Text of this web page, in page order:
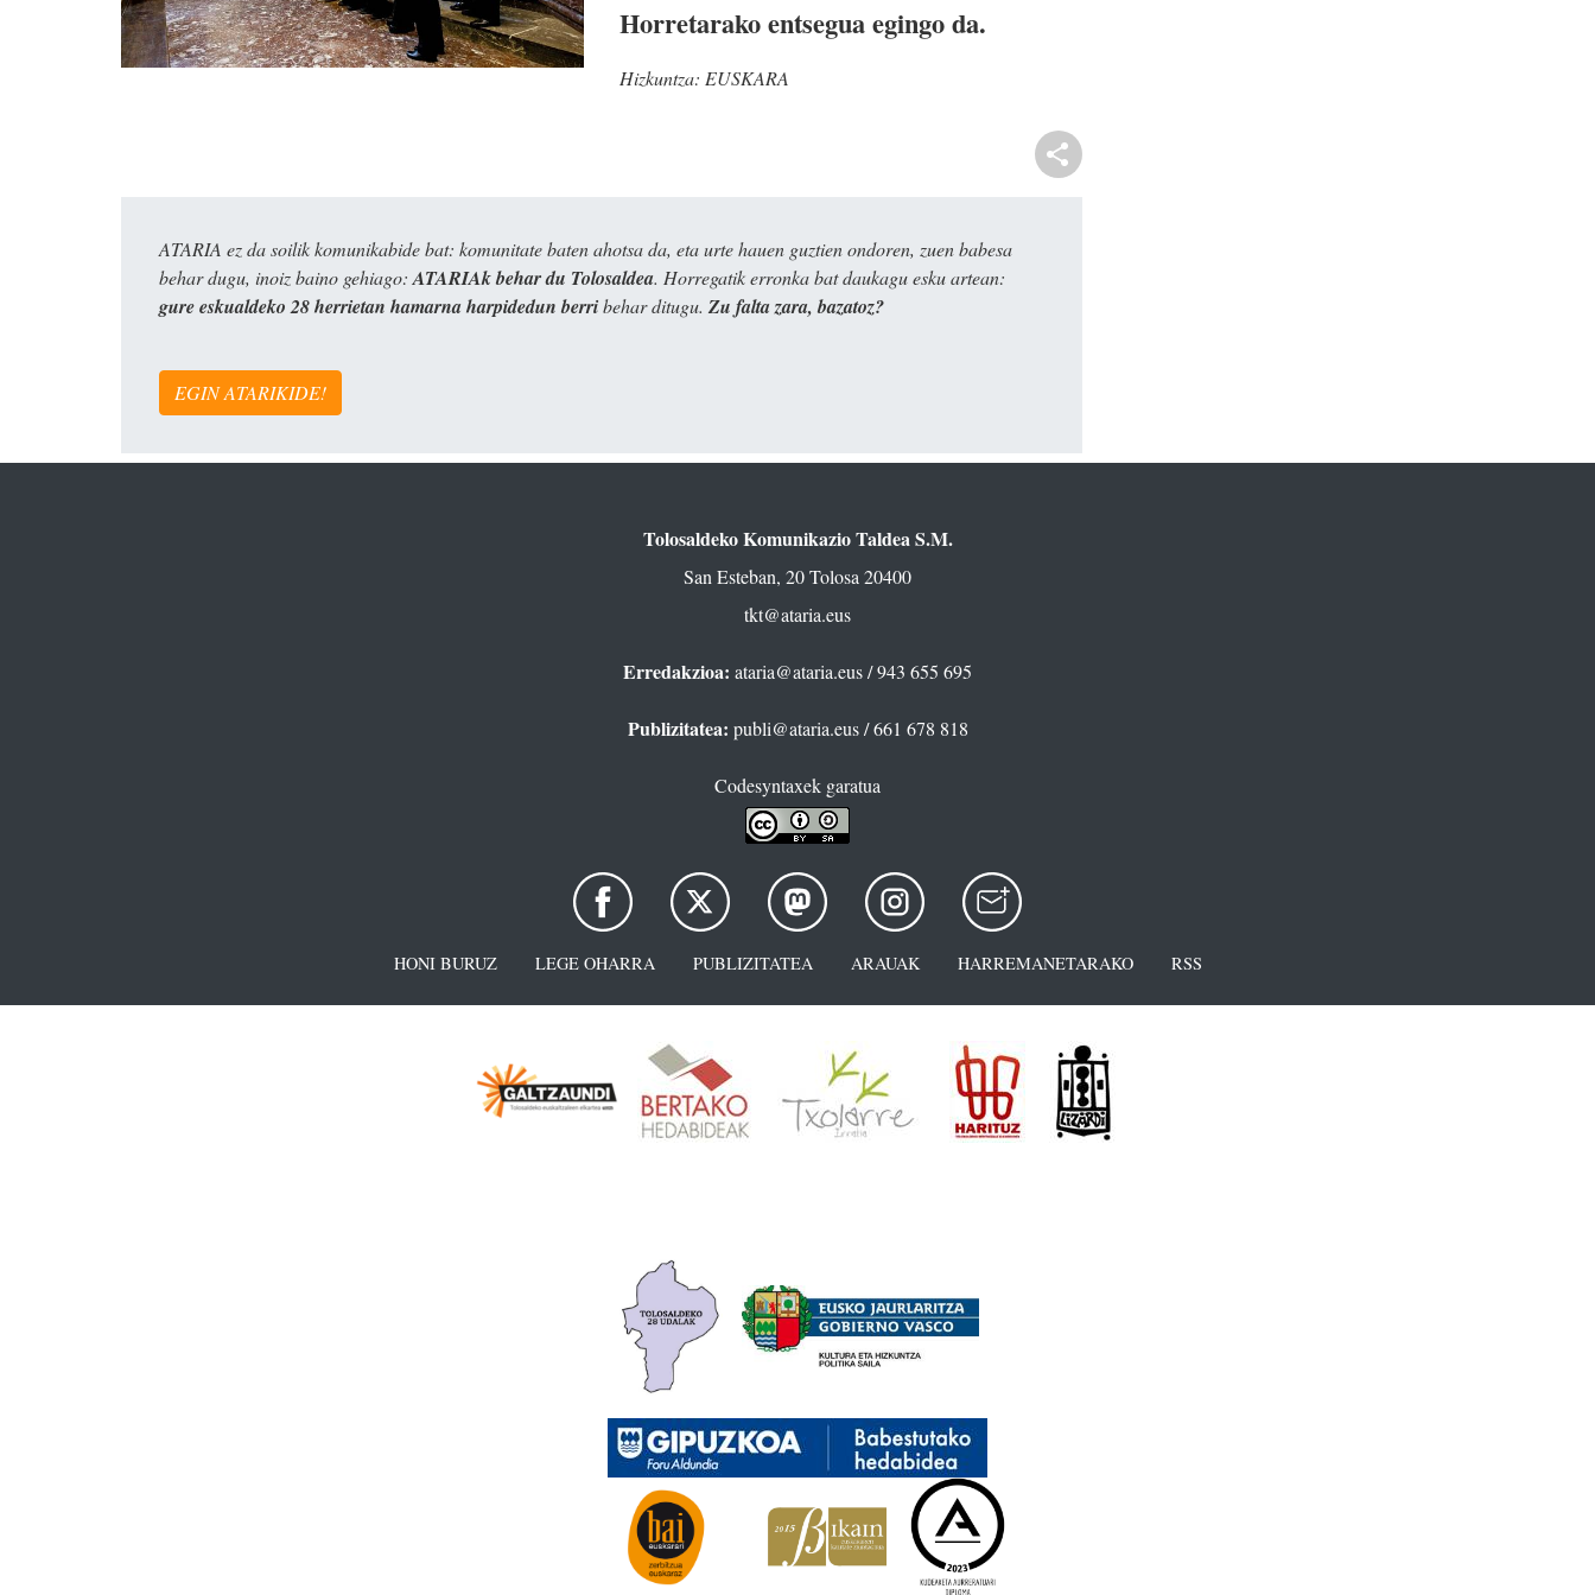
Horretarako entsegua egingo da.
Hizkuntza: EUSKARA
ATARIA ez da soilik komunikabide bat: komunitate baten ahotsa da, eta urte hauen guztien ondoren, zuen babesa
behar dugu, inoiz baino gehiago: ATARIAk behar du Tolosaldea. Horregatik erronka bat daukagu esku artean:
gure eskualdeko 28 herrietan hamarna harpidedun berribehar ditugu. Zu falta zara, bazatoz?
EGIN ATARIKIDE!
Tolosaldeko Komunikazio Taldea S.M.
San Esteban, 20 Tolosa 20400
tkt@ataria.eus
Erredakzioa: ataria@ataria.eus/ 943 655 695
Publizitatea: publi@ataria.eus/ 661 678 818
Codesyntaxek garatua
HONI BURUZ LEGE OHARRA PUBLIZITATEA ARAUAK HARREMANETARAKO RSS